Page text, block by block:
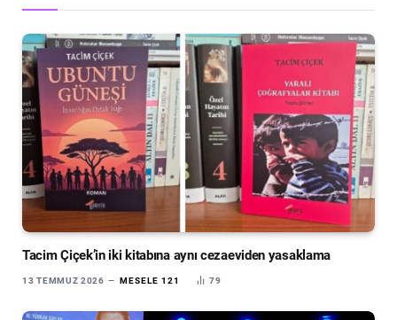
Tacim Çiçek’in iki kitabına aynı cezaeviden yasaklama
13 TEMMUZ 2026 MESELE 121 79